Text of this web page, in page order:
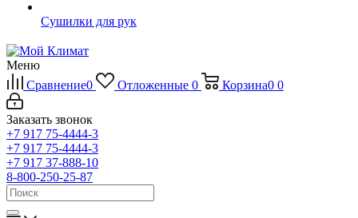
Сушилки для рук
Меню
Сравнение0 Отложенные 0 Корзина0 0
Заказать звонок
+7 917 75-4444-3
+7 917 75-4444-3
+7 917 37-888-10
8-800-250-25-87